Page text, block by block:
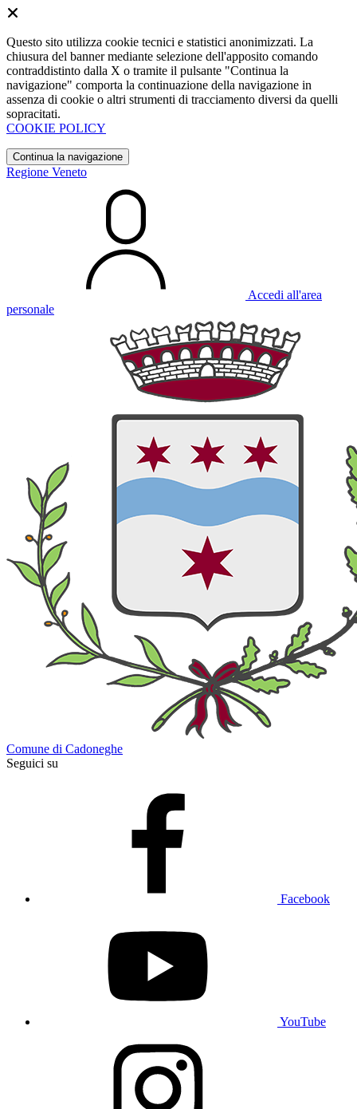
Questo sito utilizza cookie tecnici e statistici anonimizzati. La
chiusura del banner mediante selezione dell'apposito comando
contraddistinto dalla X o tramite il pulsante "Continua la
navigazione" comporta la continuazione della navigazione in
assenza di cookie o altri strumenti di tracciamento diversi da quelli
sopracitati.
COOKIE POLICY
Continua la navigazione
Regione Veneto
Accedi all'area
personale
Comune di Cadoneghe
Seguici su
Facebook
YouTube